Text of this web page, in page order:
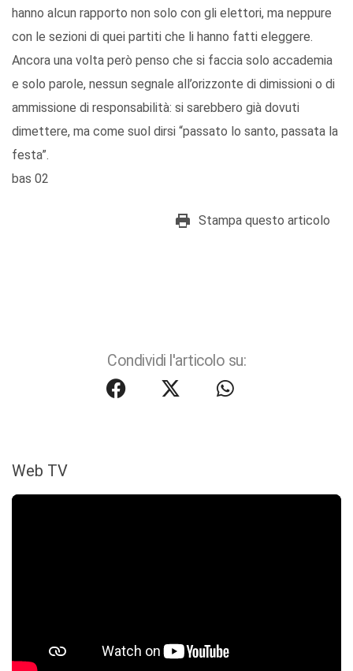
hanno alcun rapporto non solo con gli elettori, ma neppure
con le sezioni di quei partiti che li hanno fatti eleggere.
Ancora una volta però penso che si faccia solo accademia
e solo parole, nessun segnale all’orizzonte di dimissioni o di
ammissione di responsabilità: si sarebbero già dovuti
dimettere, ma come suol dirsi “passato lo santo, passata la
festa”.
bas 02
Stampa questo articolo
Condividi l'articolo su:
Web TV